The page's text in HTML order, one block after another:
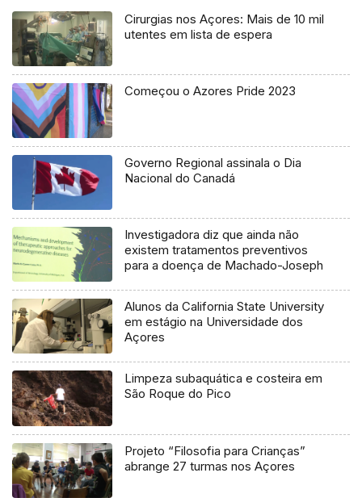
Cirurgias nos Açores: Mais de 10 mil
utentes em lista de espera
Começou o Azores Pride 2023
Governo Regional assinala o Dia
Nacional do Canadá
Investigadora diz que ainda não
existem tratamentos preventivos
para a doença de Machado-Joseph
Alunos da California State University
em estágio na Universidade dos
Açores
Limpeza subaquática e costeira em
São Roque do Pico
Projeto “Filosofia para Crianças”
abrange 27 turmas nos Açores